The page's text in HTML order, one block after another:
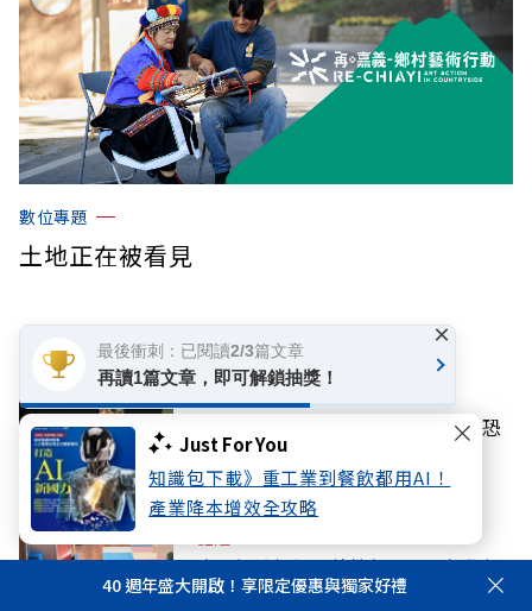
Just For You
知識包下載》重工業到餐飲都用AI！
產業降本增效全攻略
數位專題
土地正在被看見
你可能感興趣
川普簽行政命令禁「生育旅遊」，恐
再掀法律戰
身心調適假納公幼教保人員！每學年
可請3天，可以「小時」請
40 週年盛大開啟！享限定優惠與獨家好禮
最後衝刺：已閱讀2/3篇文章
再讀1篇文章，即可解鎖抽獎！
×